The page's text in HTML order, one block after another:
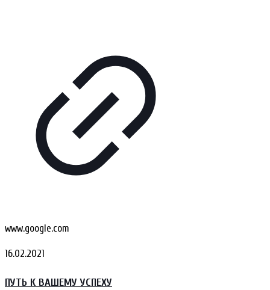
www.google.com
16.02.2021
ПУТЬ К ВАШЕМУ УСПЕХУ